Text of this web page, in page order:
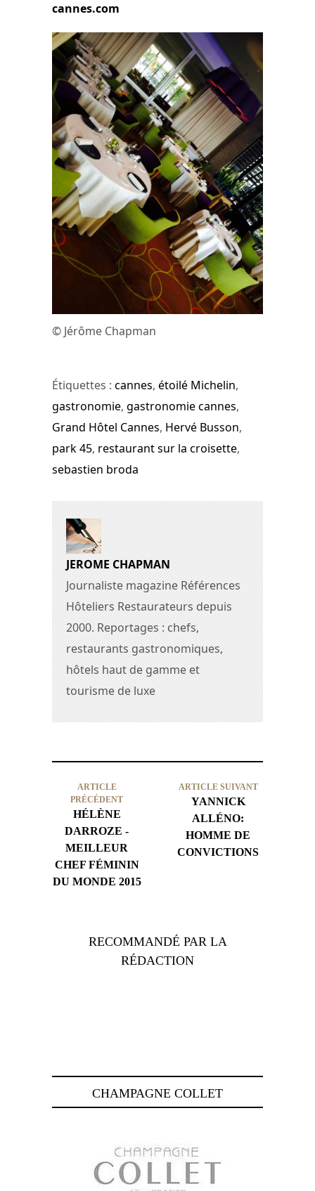
cannes.com
© Jérôme Chapman
Étiquettes : cannes, étoilé Michelin,
gastronomie, gastronomie cannes,
Grand Hôtel Cannes, Hervé Busson,
park 45, restaurant sur la croisette,
sebastien broda
JEROME CHAPMAN
Journaliste magazine Références
Hôteliers Restaurateurs depuis
2000. Reportages : chefs,
restaurants gastronomiques,
hôtels haut de gamme et
tourisme de luxe
ARTICLE
PRÉCÉDENT
HÉLÈNE
DARROZE -
MEILLEUR
CHEF FÉMININ
DU MONDE 2015
ARTICLE SUIVANT
YANNICK
ALLÉNO:
HOMME DE
CONVICTIONS
RECOMMANDÉ PAR LA
RÉDACTION
CHAMPAGNE COLLET